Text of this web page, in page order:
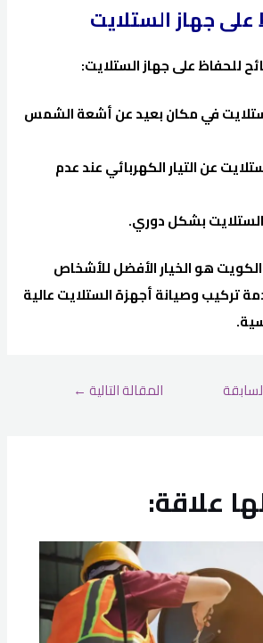
جهاز الستلايت
للحفاظ على جهاز الستلايت:
في مكان بعيد عن أشعة الشمس
عن التيار الكهربائي عند عدم
بشكل دوري.
هو الخيار الأفضل للأشخاص
تركيب وصيانة أجهزة الستلايت عالية
المقالة التالية ←
علاقة: